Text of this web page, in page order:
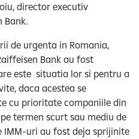
director executiv
Bank.
de urgenta in Romania,
Bank au fost
este situatia lor si pentru a
daca acestea se
cu prioritate companiile din
termen scurt sau mediu de
IMM-uri au fost deja sprijinite